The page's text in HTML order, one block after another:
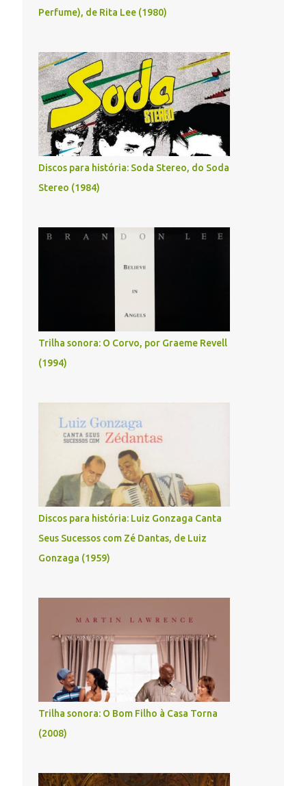
Perfume), de Rita Lee (1980)
Discos para história: Soda Stereo, do Soda
Stereo (1984)
Trilha sonora: O Corvo, por Graeme Revell
(1994)
Discos para história: Luiz Gonzaga Canta
Seus Sucessos com Zé Dantas, de Luiz
Gonzaga (1959)
Trilha sonora: O Bom Filho à Casa Torna
(2008)